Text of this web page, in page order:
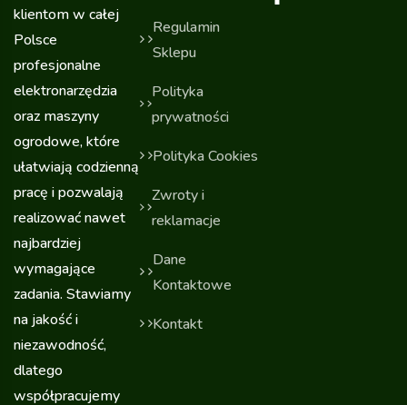
klientom w całej
Polsce
profesjonalne
elektronarzędzia
oraz maszyny
ogrodowe, które
ułatwiają codzienną
pracę i pozwalają
realizować nawet
najbardziej
wymagające
zadania. Stawiamy
na jakość i
niezawodność,
dlatego
współpracujemy
Regulamin
Sklepu
Polityka
prywatności
Polityka Cookies
Zwroty i
reklamacje
Dane
Kontaktowe
Kontakt